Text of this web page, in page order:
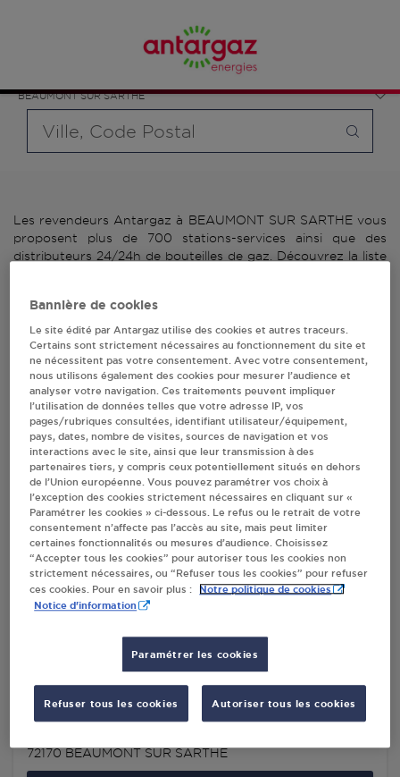
BEAUMONT SUR SARTHE
bouteille souhaité et le type de point de vente (revendeur /
distributeur automatique de bouteilles de gaz ou station GPL
carburant)
Les revendeurs Antargaz à BEAUMONT SUR SARTHE vous
proposent plus de 700 stations-services ainsi que des
distributeurs 24/24h de bouteilles de gaz. Découvrez la liste
distributeurs de bouteilles de gaz.
2 revendeur(s) Antargaz
à BEAUMONT SUR
SARTHE
Villes
LES BRICONAUTES MAUDET DISTRI SAS
BEAUMONT SUR SARTHE
2 RUE DU CHAMP SOREAU
72170BEAUMONT SUR SARTHE
SARTHE
72170BEAUMONT SUR SARTHE
Bannière de cookies
Le site édité par Antargaz utilise des cookies et autres traceurs.
Certains sont strictement nécessaires au fonctionnement du site et
ne nécessitent pas votre consentement. Avec votre consentement,
nous utilisons également des cookies pour mesurer l’audience et
analyser votre navigation. Ces traitements peuvent impliquer
l’utilisation de données telles que votre adresse IP, vos
pages/rubriques consultées, identifiant utilisateur/équipement,
pays, dates, nombre de visites, sources de navigation et vos
interactions avec le site, ainsi que leur transmission à des
partenaires tiers, y compris ceux potentiellement situés en dehors
de l’Union européenne. Vous pouvez paramétrer vos choix à
l’exception des cookies strictement nécessaires en cliquant sur «
Paramétrer les cookies » ci-dessous. Le refus ou le retrait de votre
consentement n’affecte pas l’accès au site, mais peut limiter
certaines fonctionnalités ou mesures d’audience. Choisissez
“Accepter tous les cookies” pour autoriser tous les cookies non
strictement nécessaires, ou “Refuser tous les cookies” pour refuser
ces cookies. Pour en savoir plus :
Notre politique de cookies
Notice d'information
Paramétrer les cookies
Refuser tous les cookies Autoriser tous les cookies